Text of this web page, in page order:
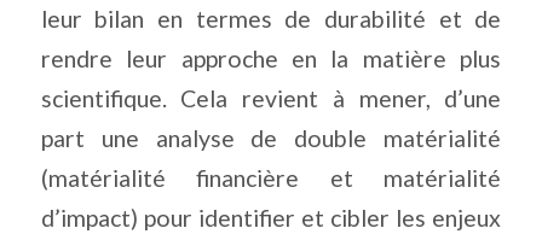
leur bilan en termes de durabilité et de
rendre leur approche en la matière plus
scientifique. Cela revient à mener, d’une
part une analyse de double matérialité
(matérialité financière et matérialité
d’impact) pour identifier et cibler les enjeux